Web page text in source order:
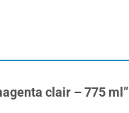
clair – 775 ml”